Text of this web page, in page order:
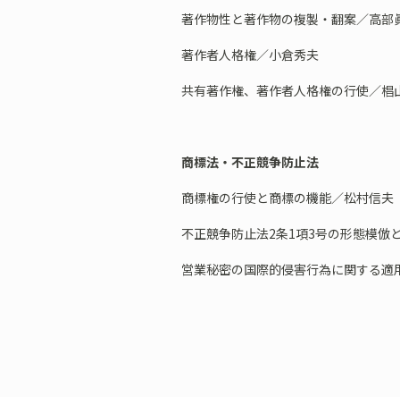
著作物性と著作物の複製・翻案／高部
著作者人格権／小倉秀夫
共有著作権、著作者人格権の行使／椙
商標法・不正競争防止法
商標権の行使と商標の機能／松村信夫
不正競争防止法2条1項3号の形態模倣
営業秘密の国際的侵害行為に関する適